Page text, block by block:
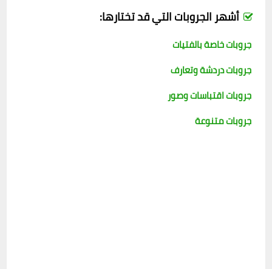
أشهر الجروبات التي قد تختارها:
جروبات خاصة بالفتيات
جروبات دردشة وتعارف
جروبات اقتباسات وصور
جروبات متنوعة